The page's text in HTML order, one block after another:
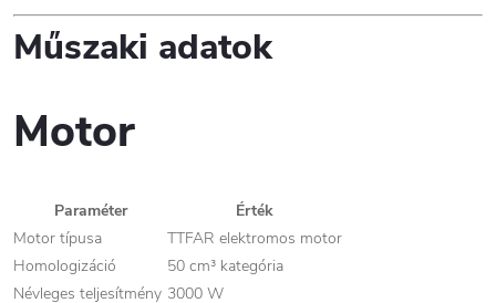
Műszaki adatok
Motor
Paraméter
Érték
Motor típusa
TTFAR elektromos motor
Homologizáció
50 cm³ kategória
Névleges teljesítmény 3000 W